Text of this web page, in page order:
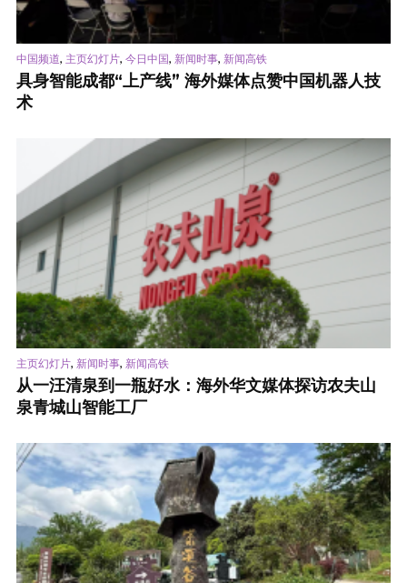
中国频道, 主页幻灯片, 今日中国, 新闻时事, 新闻高铁
具身智能成都“上产线” 海外媒体点赞中国机器人技
术
主页幻灯片, 新闻时事, 新闻高铁
从一汪清泉到一瓶好水：海外华文媒体探访农夫山
泉青城山智能工厂